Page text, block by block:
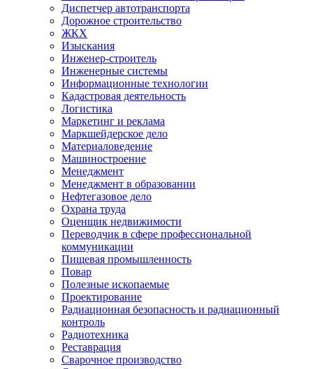
Диспетчер автотранспорта
Дорожное строительство
ЖКХ
Изыскания
Инженер-строитель
Инженерные системы
Информационные технологии
Кадастровая деятельность
Логистика
Маркетинг и реклама
Маркшейдерское дело
Материаловедение
Машиностроение
Менеджмент
Менеджмент в образовании
Нефтегазовое дело
Охрана труда
Оценщик недвижимости
Переводчик в сфере профессиональной
коммуникации
Пищевая промышленность
Повар
Полезные ископаемые
Проектирование
Радиационная безопасность и радиационный
контроль
Радиотехника
Реставрация
Сварочное производство